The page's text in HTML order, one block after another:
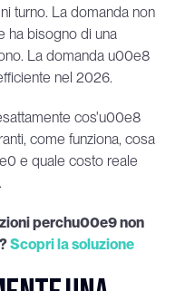
turno. La domanda non
ha bisogno di una
La domanda u00e8
nel 2026.
cos'u00e8
come funziona, cosa
e quale costo reale
perchu00e9 non
Scopri la soluzione